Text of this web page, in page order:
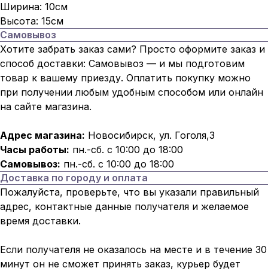
Ширина: 10см
Высота: 15см
Самовывоз
Хотите забрать заказ сами? Просто оформите заказ и
способ доставки: Самовывоз — и мы подготовим
товар к вашему приезду. Оплатить покупку можно
при получении любым удобным способом или онлайн
на сайте магазина.
Адрес магазина: Новосибирск, ул. Гоголя,3
Часы работы: пн.-сб. с 10:00 до 18:00
Самовывоз: пн.-сб. с 10:00 до 18:00
Доставка по городу и оплата
Пожалуйста, проверьте, что вы указали правильный
адрес, контактные данные получателя и желаемое
время доставки.
Если получателя не оказалось на месте и в течение 30
минут он не сможет принять заказ, курьер будет